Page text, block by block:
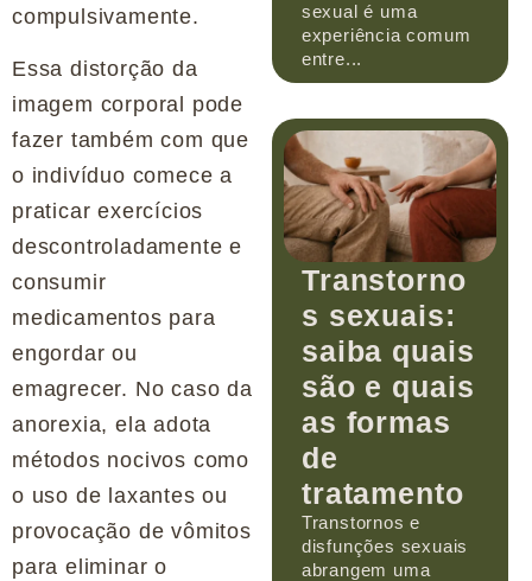
compulsivamente.
Essa distorção da
imagem corporal pode
fazer também com que
o indivíduo comece a
praticar exercícios
descontroladamente e
consumir
medicamentos para
engordar ou
emagrecer. No caso da
anorexia, ela adota
métodos nocivos como
o uso de laxantes ou
provocação de vômitos
para eliminar o
sexual é uma
experiência comum
entre...
Transtorno
s sexuais:
saiba quais
são e quais
as formas
de
tratamento
Transtornos e
disfunções sexuais
abrangem uma